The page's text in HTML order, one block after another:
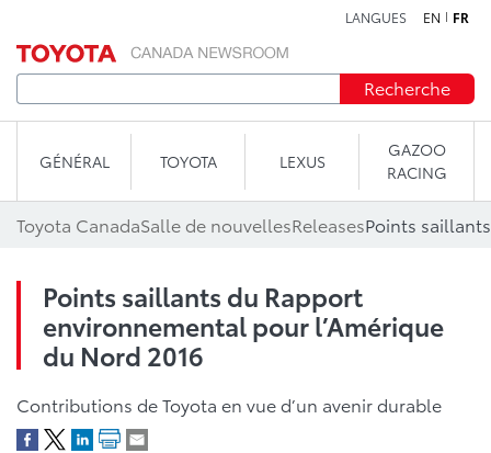
LANGUES EN FR
Recherche
GÉNÉRAL TOYOTA LEXUS
GAZOO
RACING
Toyota CanadaSalle de nouvellesReleases
Points saillants du Rapport
environnemental pour l’Amérique
du Nord 2016
Contributions de Toyota en vue d’un avenir durable